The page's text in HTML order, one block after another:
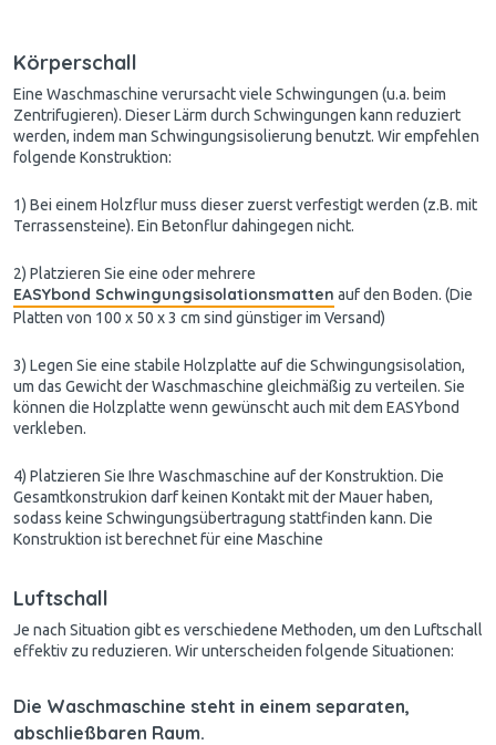
Körperschall
Eine Waschmaschine verursacht viele Schwingungen (u.a. beim
Zentrifugieren). Dieser Lärm durch Schwingungen kann reduziert
werden, indem man Schwingungsisolierung benutzt. Wir empfehlen
folgende Konstruktion:
1) Bei einem Holzflur muss dieser zuerst verfestigt werden (z.B. mit
Terrassensteine). Ein Betonflur dahingegen nicht.
2) Platzieren Sie eine oder mehrere
EASYbond Schwingungsisolationsmatten auf den Boden. (Die
Platten von 100 x 50 x 3 cm sind günstiger im Versand)
3) Legen Sie eine stabile Holzplatte auf die Schwingungsisolation,
um das Gewicht der Waschmaschine gleichmäßig zu verteilen. Sie
können die Holzplatte wenn gewünscht auch mit dem EASYbond
verkleben.
4) Platzieren Sie Ihre Waschmaschine auf der Konstruktion. Die
Gesamtkonstrukion darf keinen Kontakt mit der Mauer haben,
sodass keine Schwingungsübertragung stattfinden kann. Die
Konstruktion ist berechnet für eine Maschine
Luftschall
Je nach Situation gibt es verschiedene Methoden, um den Luftschall
effektiv zu reduzieren. Wir unterscheiden folgende Situationen:
Die Waschmaschine steht in einem separaten,
abschließbaren Raum.